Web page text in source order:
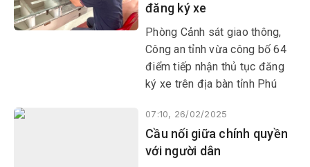
hành chính hiện đại, chuyên
nghiệp, năng động, trách
nhiệm, vì Nhân dân phục vụ.
đăng ký xe
Phòng Cảnh sát giao thông,
Công an tỉnh vừa công bố 64
điểm tiếp nhận thủ tục đăng
ký xe trên địa bàn tỉnh Phú
07:10, 26/02/2025
Cầu nối giữa chính quyền
với người dân